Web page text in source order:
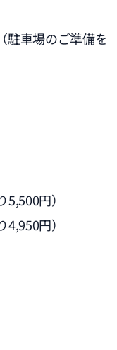
駐車場のご準備を
円）
円）